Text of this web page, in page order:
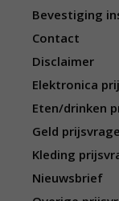
Bevestiging
Contact
Disclaimer
Elektronica
Eten/drinken
Geld
Kleding
Nieuwsbrief